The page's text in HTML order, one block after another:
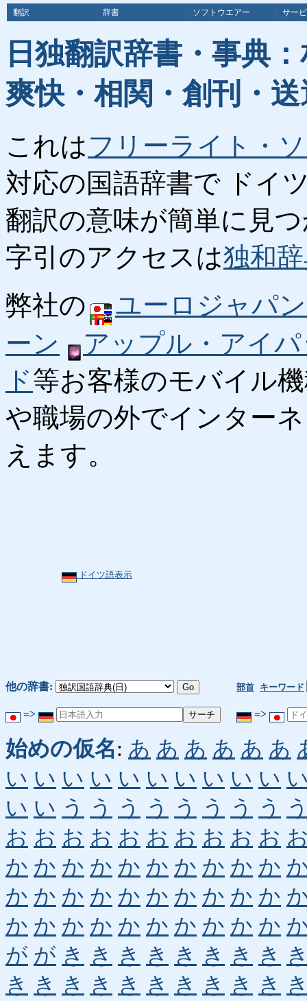
翻訳 辞書 ソフトウエアー サー
日独翻訳辞書・事典
爽快・相関・創刊・
これはフリーライト・
対応の国語辞書で ドイ
翻訳の意味が簡単に見
字引のアクセスは独和
弊社の
ユーロジャパ
ーン
アップル・アイ
ド等お客様のモバイル
や職場の外でインター
えます。
ドイツ語表示
他の辞書: 部首 キーワード
=> =>
始めの仮名: あ あ あ あ あ あ
い い い い い い い い い い
い い う う う う う う う う
お お お お お お お お お お
か か か か か か か か か か
か か か か か か か か か か
か か か か か か か か か か
が が き き き き き き き き
き き き き き き き き き き